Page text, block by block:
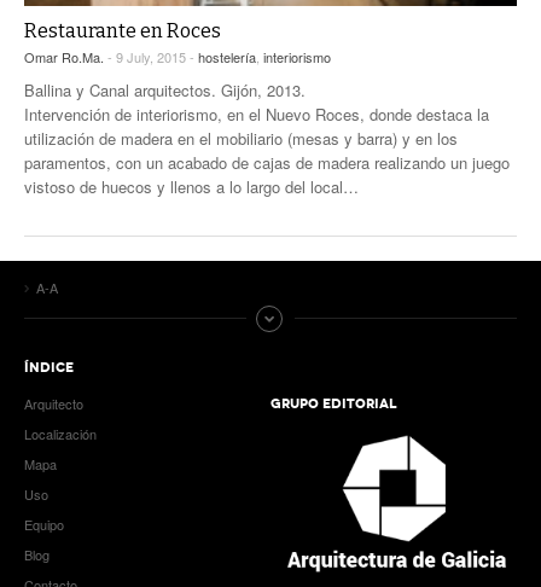
Restaurante en Roces
Omar Ro.Ma. - 9 July, 2015 - hostelería interiorismo
Ballina y Canal arquitectos. Gijón, 2013.
Intervención de interiorismo, en el Nuevo Roces, donde destaca la
utilización de madera en el mobiliario (mesas y barra) y en los
paramentos, con un acabado de cajas de madera realizando un juego
vistoso de huecos y llenos a lo largo del local…
A-A
ÍNDICE
Arquitecto
Localización
Mapa
Uso
Equipo
Blog
GRUPO EDITORIAL